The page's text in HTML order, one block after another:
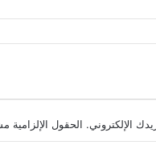
الإلكتروني. الحقول الإلزامية